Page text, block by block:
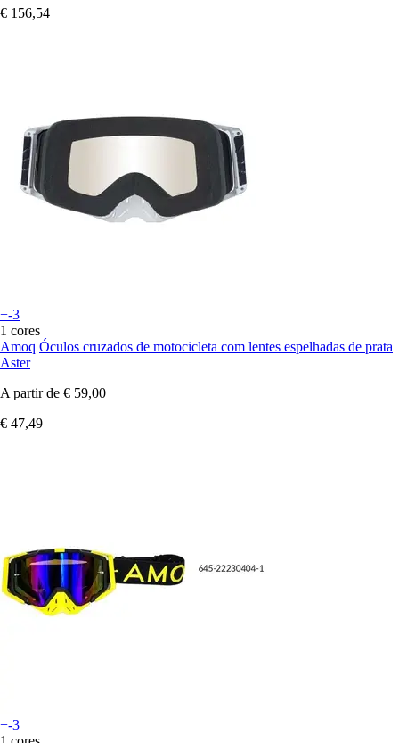
€ 156,54
+-3
1 cores
Amoq Óculos cruzados de motocicleta com lentes espelhadas de prata
Aster
A partir de € 59,00
€ 47,49
+-3